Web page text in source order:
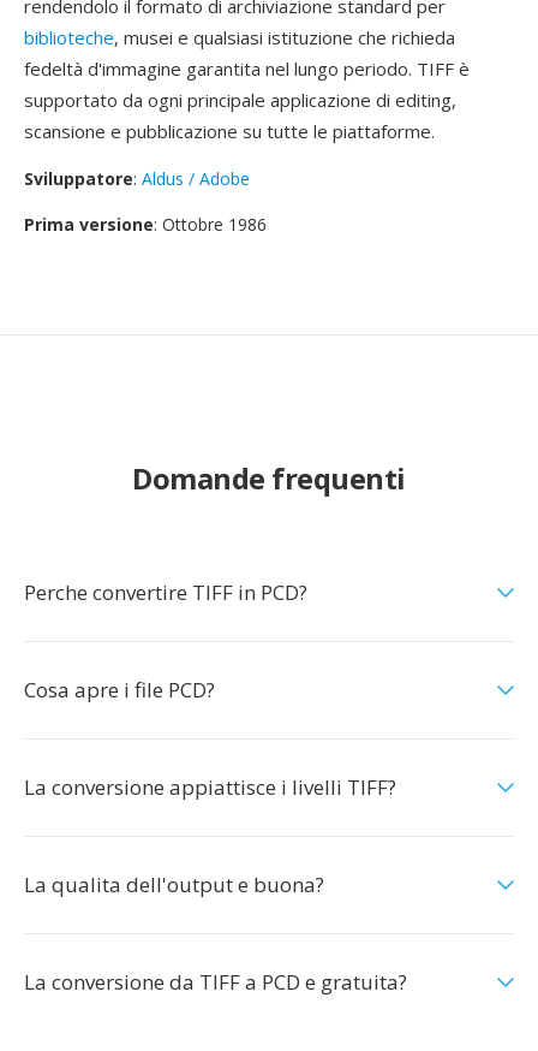
rendendolo il formato di archiviazione standard per
biblioteche, musei e qualsiasi istituzione che richieda
fedeltà d'immagine garantita nel lungo periodo. TIFF è
supportato da ogni principale applicazione di editing,
scansione e pubblicazione su tutte le piattaforme.
Sviluppatore: Aldus / Adobe
Prima versione: Ottobre 1986
Domande frequenti
Perche convertire TIFF in PCD?
Cosa apre i file PCD?
La conversione appiattisce i livelli TIFF?
La qualita dell'output e buona?
La conversione da TIFF a PCD e gratuita?